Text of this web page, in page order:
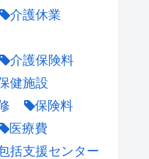
介護休業
介護保険料
健施設
保険料
医療費
括支援センター